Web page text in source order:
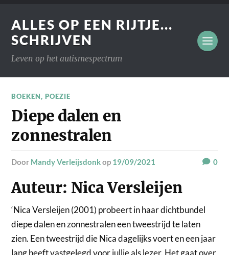
ALLES OP EEN RIJTJE...
SCHRIJVEN
Leven op het autismespectrum
BOEKEN,POEZIE
Diepe dalen en
zonnestralen
door Mandy Verleijsdonkop 19/09/2021 0
Auteur: Nica Versleijen
‘Nica Versleijen (2001) probeert in haar dichtbundel
diepe dalen en zonnestralen een tweestrijd te laten
zien. Een tweestrijd die Nica dagelijks voert en een jaar
lang heeft vastgelegd voor jullie als lezer. Het gaat over